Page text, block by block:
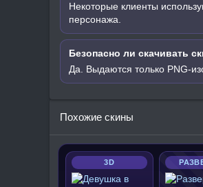
Некоторые клиенты
персонажа.
Безопасно ли скачивать
Да. Выдаются только PNG-
Похожие скины
3D